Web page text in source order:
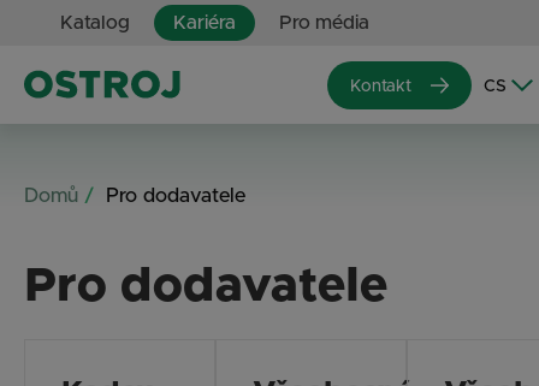
Katalog Kariéra Pro média
Kontakt
Domů Pro dodavatele
Pro dodavatele